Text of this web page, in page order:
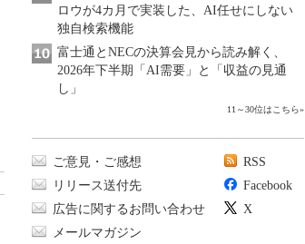
ロウが4カ月で実装した、AI任せにしない
独自検索機能
富士通とNECの決算会見から読み解く、
2026年下半期「AI需要」と「収益の見通
し」
11～30位はこちら»
ご意見・ご感想
リリース送付先
広告に関するお問い合わせ
メールマガジン
RSS
Facebook
X